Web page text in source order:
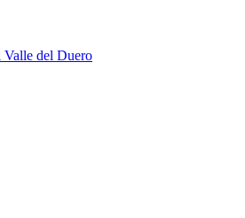
Valle del Duero